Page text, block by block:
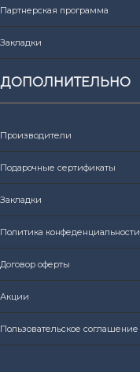
Партнерская программа
Закладки
ДОПОЛНИТЕЛЬНО
Производители
Подарочные сертификаты
Закладки
Политика конфеденциальности
Договор оферты
Акции
Пользовательское соглашение